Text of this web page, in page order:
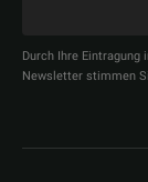
Durch Ihre
Newsletter stimmen